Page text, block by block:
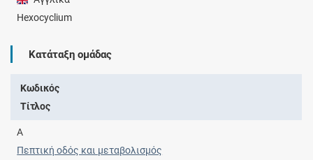
Hexocyclium
Κατάταξη ομάδας
Κωδικός
Τίτλος
A
Πεπτική οδός και μεταβολισμός